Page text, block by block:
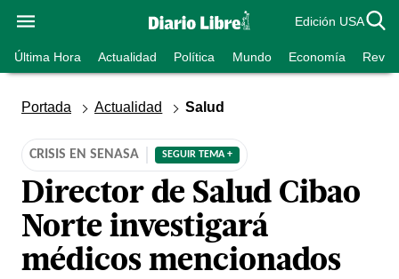
Edición USA
Última Hora Actualidad Política Mundo Economía
Portada Actualidad Salud
CRISIS EN SENASA SEGUIR TEMA +
Director de Salud Cibao
Norte investigará
médicos mencionados